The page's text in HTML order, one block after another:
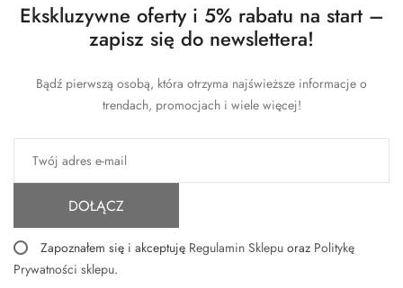
Ekskluzywne oferty i 5% rabatu na start –
zapisz się do newslettera!
Bądź pierwszą osobą, która otrzyma najświeższe informacje o
trendach, promocjach i wiele więcej!
DOŁĄCZ
Zapoznałem się i akceptuję Regulamin Sklepu oraz Politykę
Prywatności sklepu.